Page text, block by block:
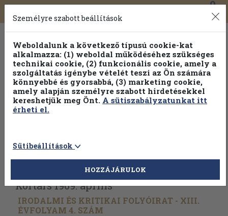
Toggle
navigation
0
Vissza az előző oldalra Válasszon példányt
Kortárs 1969. április
IRODALMI ÉS KRITIKAI FOLYÓIRAT - XIII.
ÉVFOLYAM 4. SZÁM
Személyre szabott beállítások
Weboldalunk a következő típusú cookie-kat
alkalmazza: (1) weboldal működéséhez szükséges
technikai cookie, (2) funkcionális cookie, amely a
szolgáltatás igénybe vételét teszi az Ön számára
könnyebbé és gyorsabbá, (3) marketing cookie,
amely alapján személyre szabott hirdetésekkel
kereshetjük meg Önt. A sütiszabályzatunkat itt
érheti el.
Sütibeállítások
HOZZÁJÁRULOK